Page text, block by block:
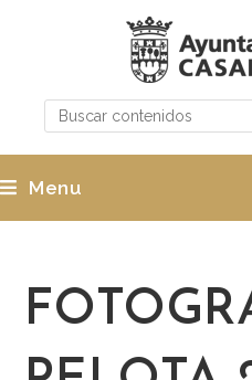
Menu